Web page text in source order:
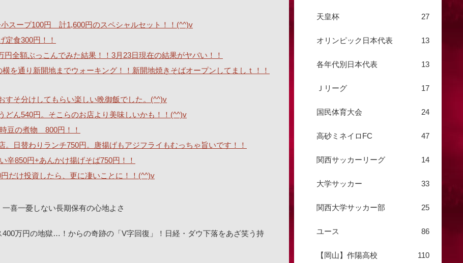
小スープ100円 計1,600円のスペシャルセット！！(^^)v
食300円！！
全額ぶっこんでみた結果！！3月23日現在の結果がヤバい！！
を通り新開地までウォーキング！！新開地焼きそばオープンしてましｔ！！
すそ分けしてもらい楽しい晩御飯でした。(^^)v
ん540円。そこらのお店より美味しいかも！！(^^)v
豆の煮物 800円！！
日替わりランチ750円。唐揚げもアジフライもむっちゃ旨いです！！
辛850円+あんかけ揚げそば750円！！
だけ投資したら、更に凄いことに！！(^^)v
喜一憂しない長期保有の心地よさ
400万円の地獄…！からの奇跡の「V字回復」！日経・ダウ下落をあざ笑う持
天皇杯 27
オリンピック日本代表 13
各年代別日本代表 13
Ｊリーグ 17
国民体育大会 24
高砂ミネイロFC 47
関西サッカーリーグ 14
大学サッカー 33
関西大学サッカー部 25
ユース 86
【岡山】作陽高校 110